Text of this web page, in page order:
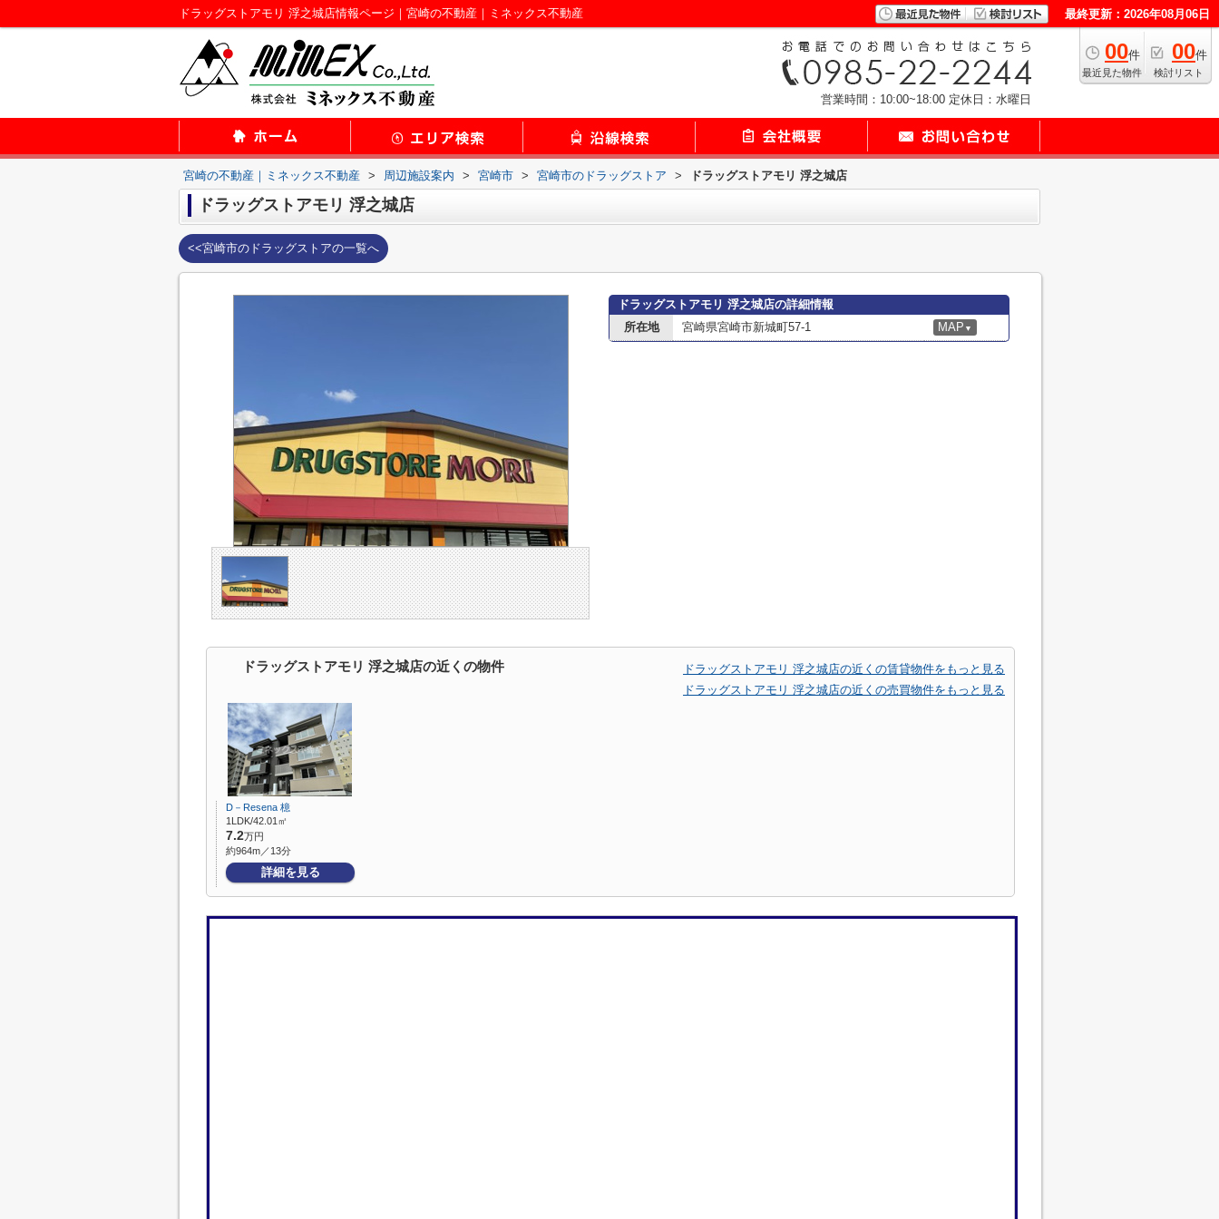
ドラッグストアモリ 浮之城店情報ページ｜宮崎の不動産｜ミネックス不動産 最終更新：2026年08月06日
00件
最近見た物件
00件
検討リスト
営業時間：10:00~18:00 定休日：水曜日
宮崎の不動産｜ミネックス不動産 > 周辺施設案内 > 宮崎市 > 宮崎市のドラッグストア > ドラッグストアモリ 浮之城店
ドラッグストアモリ 浮之城店
<<宮崎市のドラッグストアの一覧へ
ドラッグストアモリ 浮之城店の詳細情報
所在地
宮崎県宮崎市新城町57-1 MAP ▼
ドラッグストアモリ 浮之城店の近くの物件
ドラッグストアモリ 浮之城店の近くの賃貸物件をもっと見る
ドラッグストアモリ 浮之城店の近くの売買物件をもっと見る
D－Resena 檍
1LDK/42.01㎡
7.2万円
約964m／13分
詳細を見る